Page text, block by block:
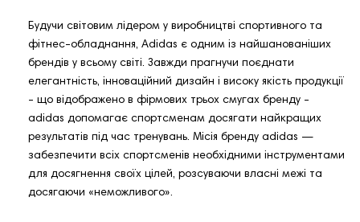
Будучи світовим лідером у виробництві спортивного та
фітнес-обладнання, Adidas є одним із найшанованіших
брендів у всьому світі. Завжди прагнучи поєднати
елегантність, інноваційний дизайн і високу якість продукції
- що відображено в фірмових трьох смугах бренду -
adidas допомагає спортсменам досягати найкращих
результатів під час тренувань. Місія бренду adidas —
забезпечити всіх спортсменів необхідними інструментами
для досягнення своїх цілей, розсуваючи власні межі та
досягаючи «неможливого».